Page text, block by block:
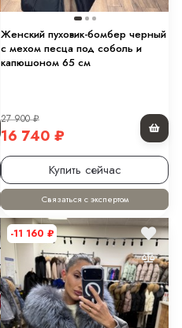
Женский пуховик-бомбер черный
с мехом песца под соболь и
капюшоном 65 см
27 900₽
16 740 ₽
Купить сейчас
Связаться с экспертом
-11 160 ₽